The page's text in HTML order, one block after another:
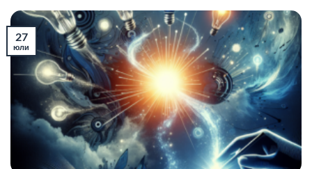
27
юли